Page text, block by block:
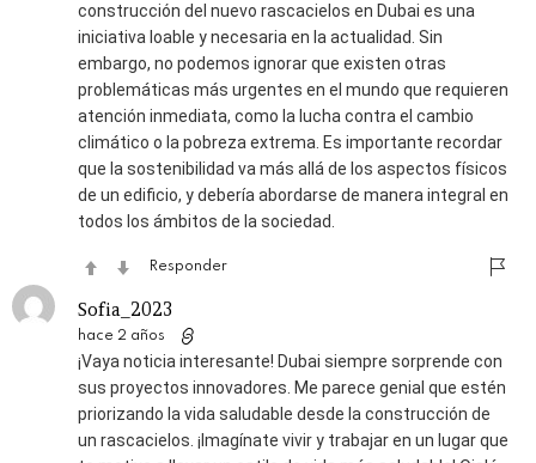
construcción del nuevo rascacielos en Dubai es una
iniciativa loable y necesaria en la actualidad. Sin
embargo, no podemos ignorar que existen otras
problemáticas más urgentes en el mundo que requieren
atención inmediata, como la lucha contra el cambio
climático o la pobreza extrema. Es importante recordar
que la sostenibilidad va más allá de los aspectos físicos
de un edificio, y debería abordarse de manera integral en
todos los ámbitos de la sociedad.
Responder
Sofia_2023
hace 2 años
¡Vaya noticia interesante! Dubai siempre sorprende con
sus proyectos innovadores. Me parece genial que estén
priorizando la vida saludable desde la construcción de
un rascacielos. ¡Imagínate vivir y trabajar en un lugar que